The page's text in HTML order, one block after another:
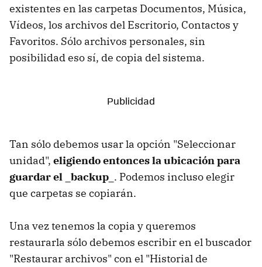
existentes en las carpetas Documentos, Música,
Vídeos, los archivos del Escritorio, Contactos y
Favoritos. Sólo archivos personales, sin
posibilidad eso sí, de copia del sistema.
Tan sólo debemos usar la opción "Seleccionar
unidad", eligiendo entonces la ubicación para
guardar el _backup_ . Podemos incluso elegir
que carpetas se copiarán.
Una vez tenemos la copia y queremos
restaurarla sólo debemos escribir en el buscador
"Restaurar archivos" con el "Historial de